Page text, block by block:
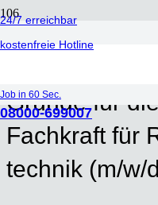
24/7 erreichbar
kostenfreie Hotline
Job in 60 Sec.
08000-699007
Grün­de für
Fach­kraft für
tech­nik (m/w/